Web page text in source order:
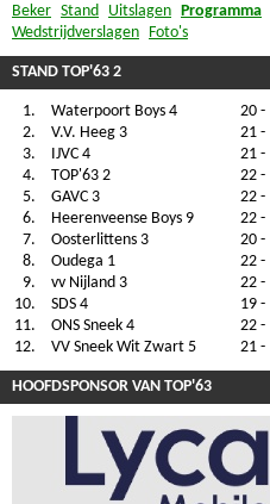
Beker Stand Uitslagen Programma
Wedstrijdverslagen Foto's
STAND TOP'63 2
1. Waterpoort Boys 4 20 -
2.
V.V. Heeg 3 21 -
3.
IJVC 4 21 -
4.
TOP'63 2 22 -
5.
GAVC 3 22 -
6.
Heerenveense Boys 9 22 -
7.
Oosterlittens 3 20 -
8.
Oudega 1 22 -
9.
vv Nijland 3 22 -
10.
SDS 4 19 -
11.
ONS Sneek 4 22 -
12.
VV Sneek Wit Zwart 5 21 -
HOOFDSPONSOR VAN TOP'63